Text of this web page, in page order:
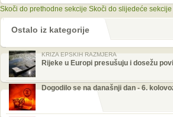
Skoči do prethodne sekcije Skoči do slijedeće sekcije
Ostalo iz kategorije
KRIZA EPSKIH RAZMJERA
Rijeke u Europi presušuju i dosežu
Dogodilo se na današnji dan - 6.